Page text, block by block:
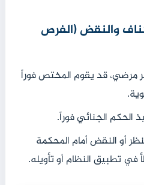
والنقض (الفرص
مرضي، قد يقوم المختص فوراً
الجنائي فوراً.
أو النقض أمام المحكمة
تطبيق النظام أو تأويله.